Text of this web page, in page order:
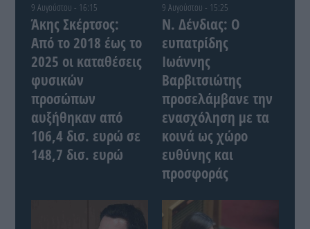
9 Αυγούστου - 16:15
Άκης Σκέρτσος:
Από το 2018 έως το
2025 οι καταθέσεις
φυσικών
προσώπων
αυξήθηκαν από
106,4 δισ. ευρώ σε
148,7 δισ. ευρώ
9 Αυγούστου - 15:25
Ν. Δένδιας: Ο
ευπατρίδης
Ιωάννης
Βαρβιτσιώτης
προσελάμβανε την
ενασχόληση με τα
κοινά ως χώρο
ευθύνης και
προσφοράς